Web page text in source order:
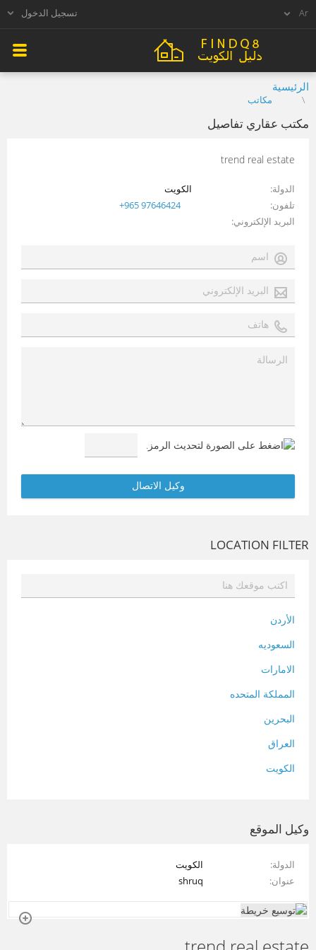
تسجيل الدخول
الرئيسية
مكاتب
مكتب عقاري تفاصيل
trend real estate
الدولة
الكويت
تلفون
+965 97646424
البريد الإلكتروني
LOCATION FILTER
الأردن
السعوديه
الامارات
المملكة المتحده
البحرين
العراق
الكويت
فلسطين
سوريا
تونس
وكيل الموقع
الدولة
الكويت
عنوان
shruq